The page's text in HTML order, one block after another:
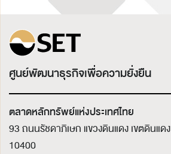
ศูนย์พัฒนาธุรกิจเพื่อความยั่งยืน
ตลาดหลักทรัพย์แห่งประเทศไทย
93 ถนนรัชดาภิเษก แขวงดินแดง เขตดินแดง
10400